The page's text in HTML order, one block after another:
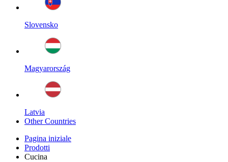
Slovensko
Magyarország
Latvia
Other Countries
Pagina iniziale
Prodotti
Cucina